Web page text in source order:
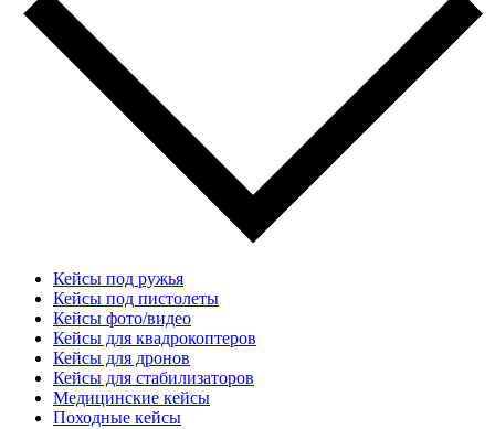
Кейсы под ружья
Кейсы под пистолеты
Кейсы фото/видео
Кейсы для квадрокоптеров
Кейсы для дронов
Кейсы для стабилизаторов
Медицинские кейсы
Походные кейсы